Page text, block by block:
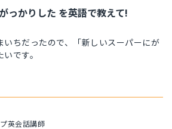
っかりした を英語で教えて!
いちだったので、「新しいスーパーにが
です。
英会話講師